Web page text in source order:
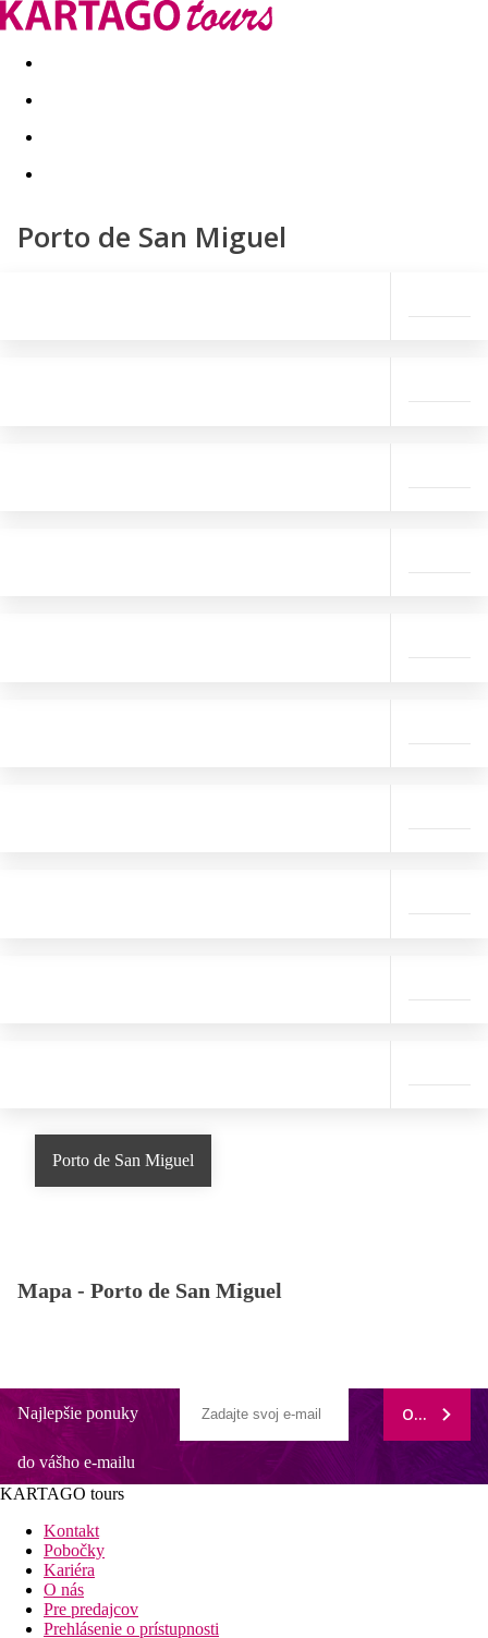
Last minute Dovolenkové kluby
Porto de San Miguel
Porto de San Miguel
Mapa - Porto de San Miguel
Najlepšie ponuky
do vášho e-mailu
ODOBERAŤ
KARTAGO tours
Kontakt
Pobočky
Kariéra
O nás
Pre predajcov
Prehlásenie o prístupnosti